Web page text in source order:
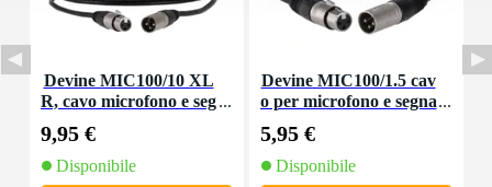
Devine MIC100/10 XL
R, cavo microfono e seg
9,95 €
Disponibile
Devine MIC100/1.5 cav
o per microfono e segna
5,95 €
Disponibile